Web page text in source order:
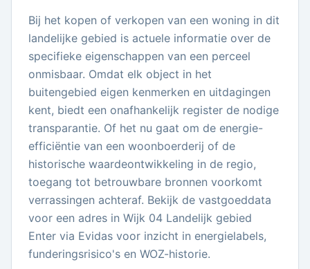
Bij het kopen of verkopen van een woning in dit
landelijke gebied is actuele informatie over de
specifieke eigenschappen van een perceel
onmisbaar. Omdat elk object in het
buitengebied eigen kenmerken en uitdagingen
kent, biedt een onafhankelijk register de nodige
transparantie. Of het nu gaat om de energie-
efficiëntie van een woonboerderij of de
historische waardeontwikkeling in de regio,
toegang tot betrouwbare bronnen voorkomt
verrassingen achteraf. Bekijk de vastgoeddata
voor een adres in Wijk 04 Landelijk gebied
Enter via Evidas voor inzicht in energielabels,
funderingsrisico's en WOZ-historie.